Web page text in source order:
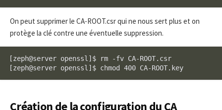
On peut supprimer le CA-ROOT.csr qui ne nous sert plus et on
protège la clé contre une éventuelle suppression.
[zeph@server openssl]$ rm -fv CA-ROOT.csr
[zeph@server openssl]$ chmod 400 CA-ROOT.key
Création de la configuration du CA